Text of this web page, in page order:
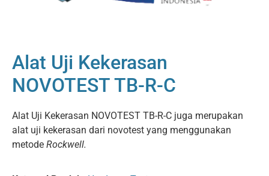
Alat Uji Kekerasan
NOVOTEST TB-R-C
Alat Uji Kekerasan NOVOTEST TB-R-C juga merupakan
alat uji kekerasan dari novotest yang menggunakan
metode Rockwell.